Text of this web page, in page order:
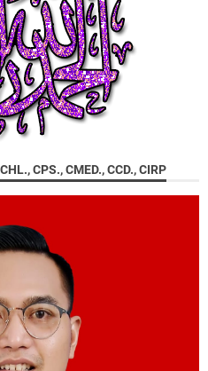
CPS., CMED., CCD., CIRP